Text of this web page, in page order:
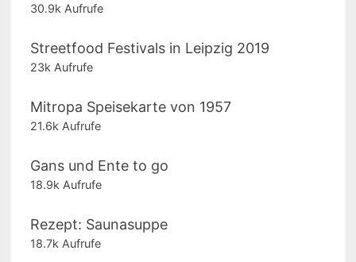
30.9k Aufrufe
Streetfood Festivals in Leipzig 2019
23k Aufrufe
Mitropa Speisekarte von 1957
21.6k Aufrufe
Gans und Ente to go
18.9k Aufrufe
Rezept: Saunasuppe
18.7k Aufrufe